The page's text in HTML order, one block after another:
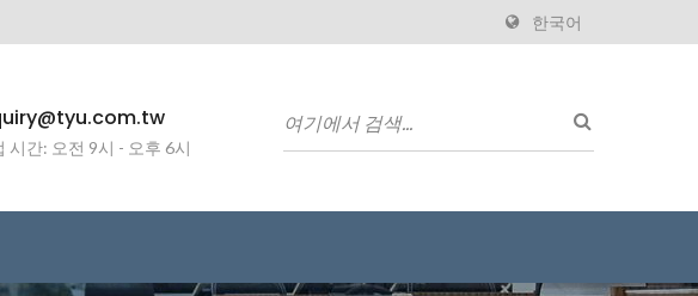
한국어
시간: 오전 9시 - 오후 6시